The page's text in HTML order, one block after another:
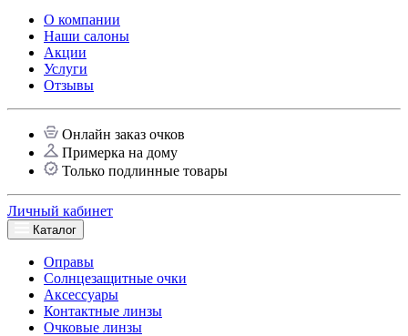
О компании
Наши салоны
Акции
Услуги
Отзывы
Онлайн заказ очков
Примерка на дому
Только подлинные товары
Личный кабинет
Каталог
Оправы
Солнцезащитные очки
Аксессуары
Контактные линзы
Очковые линзы